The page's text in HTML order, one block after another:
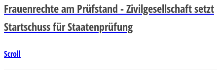
Frauenrechte am Prüfstand - Zivilgesellschaft setzt
Startschuss für Staatenprüfung
Scroll